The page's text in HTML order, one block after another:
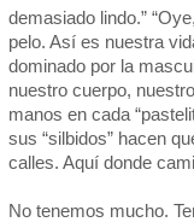
demasiado lindo.”
pelo. Así es nuestra
dominado por la
nuestro cuerpo,
manos en cada
sus “silbidos” hacen
calles. Aquí donde
No tenemos mucho.